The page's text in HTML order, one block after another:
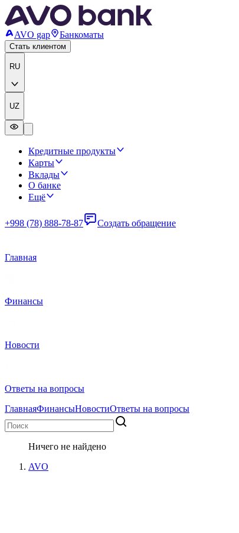
AVO gap Банкоматы
Стать клиентом
RU
UZ
Кредитные продукты
Карты
Вклады
О банке
Ещё
+998 (78) 888-78-87 Создать обращение
Главная
Финансы
Новости
Ответы на вопросы
ГлавнаяФинансыНовостиОтветы на вопросы
Ничего не найдено
AVO